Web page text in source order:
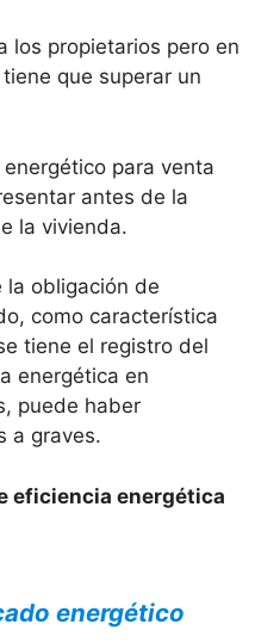
los propietarios pero en
que superar un
para venta
antes de la
la vivienda.
la obligación de
como característica
tiene el registro del
energética en
puede haber
a graves.
eficiencia energética
energético